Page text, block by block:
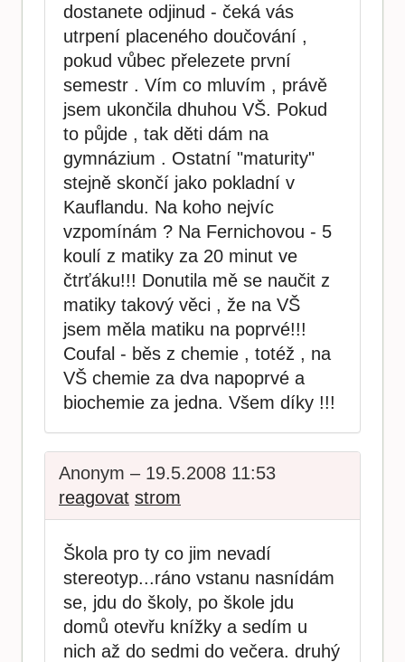
dostanete odjinud - čeká vás
utrpení placeného doučování ,
pokud vůbec přelezete první
semestr . Vím co mluvím , právě
jsem ukončila dhuhou VŠ. Pokud
to půjde , tak děti dám na
gymnázium . Ostatní "maturity"
stejně skončí jako pokladní v
Kauflandu. Na koho nejvíc
vzpomínám ? Na Fernichovou - 5
koulí z matiky za 20 minut ve
čtrťáku!!! Donutila mě se naučit z
matiky takový věci , že na VŠ
jsem měla matiku na poprvé!!!
Coufal - běs z chemie , totéž , na
VŠ chemie za dva napoprvé a
biochemie za jedna. Všem díky !!!
Anonym – 19.5.2008 11:53
reagovat strom
Škola pro ty co jim nevadí
stereotyp...ráno vstanu nasnídám
se, jdu do školy, po škole jdu
domů otevřu knížky a sedím u
nich až do sedmi do večera. druhý